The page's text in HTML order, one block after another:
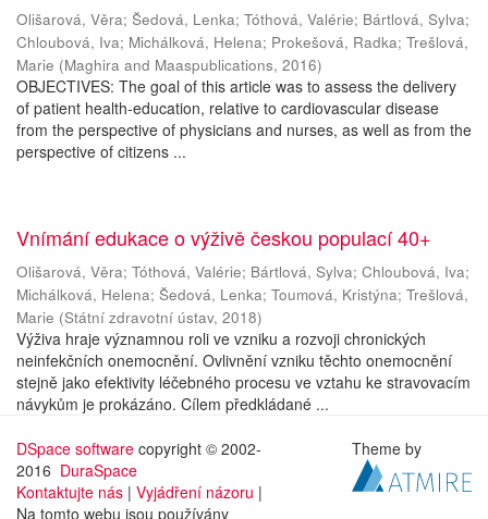
Olišarová, Věra; Šedová, Lenka; Tóthová, Valérie; Bártlová, Sylva;
Chloubová, Iva; Michálková, Helena; Prokešová, Radka; Trešlová,
Marie (Maghira and Maaspublications, 2016)
OBJECTIVES: The goal of this article was to assess the delivery
of patient health-education, relative to cardiovascular disease
from the perspective of physicians and nurses, as well as from the
perspective of citizens ...
Vnímání edukace o výživě českou populací 40+
Olišarová, Věra; Tóthová, Valérie; Bártlová, Sylva; Chloubová, Iva;
Michálková, Helena; Šedová, Lenka; Toumová, Kristýna; Trešlová,
Marie (Státní zdravotní ústav, 2018)
Výživa hraje významnou roli ve vzniku a rozvoji chronických
neinfekčních onemocnění. Ovlivnění vzniku těchto onemocnění
stejně jako efektivity léčebného procesu ve vztahu ke stravovacím
návykům je prokázáno. Cílem předkládané ...
DSpace software copyright © 2002-
2016 DuraSpace
Kontaktujte nás | Vyjádření názoru |
Na tomto webu jsou používány
Theme by